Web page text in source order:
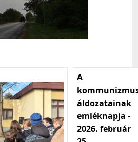
A
áldozatainak
emléknapja -
2026. február